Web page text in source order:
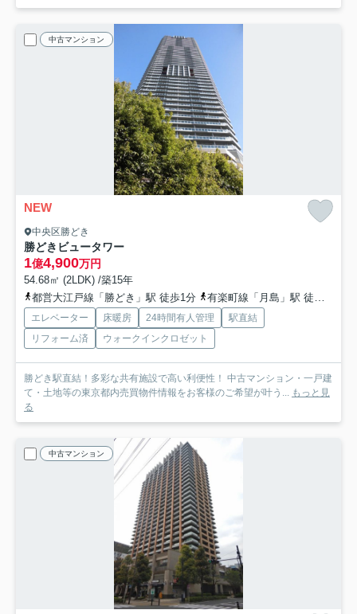
中古マンション
NEW
中央区勝どき
勝どきビュータワー
1億4,900万円
54.68㎡ (2LDK) /築15年
都営大江戸線「勝どき」駅 徒歩1分
有楽町線「月島」駅 徒歩12分
エレベーター 床暖房 24時間有人管理
駅直結
リフォーム済
ウォークインクロゼット
勝どき駅直結！多彩な共有施設で高い利便性！ 中古マンション・一戸建
て・土地等の東京都内売買物件情報をお客様のご希望が叶う... もっと見
る
中古マンション